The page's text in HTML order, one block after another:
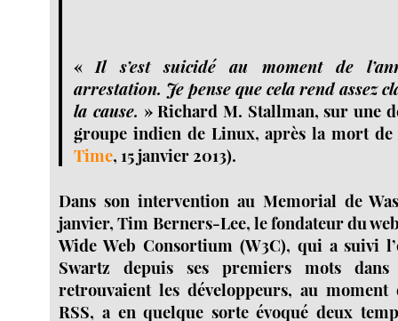
« Il s’est suicidé au moment de
arrestation. Je pense que cela rend assez
la cause. » Richard M. Stallman, sur une
groupe indien de Linux, après la mort de
Time, 15 janvier 2013).
Dans son intervention au Memorial de
janvier, Tim Berners-Lee, le fondateur du
Wide Web Consortium (W3C), qui a suivi
Swartz depuis ses premiers mots
retrouvaient les développeurs, au moment
RSS, a en quelque sorte évoqué deux